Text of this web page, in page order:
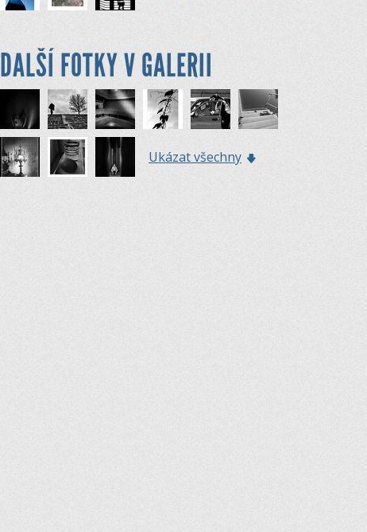
DALŠÍ FOTKY V GALERII
Ukázat všechny